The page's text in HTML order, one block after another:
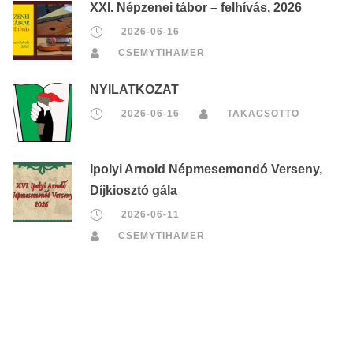
XXI. Népzenei tábor – felhívás, 2026
2026-06-16
CSEMYTIHAMER
NYILATKOZAT
2026-06-16 TAKACSOTTO
Ipolyi Arnold Népmesemondó Verseny,
Díjkiosztó gála
2026-06-11
CSEMYTIHAMER